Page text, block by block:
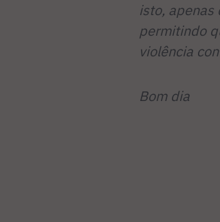
isto, apenas
permitindo
violência
Bom dia